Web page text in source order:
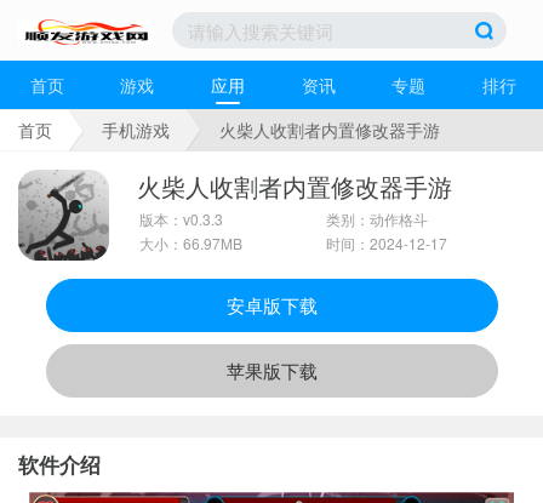
首页 游戏 应用 资讯 专题
排行
首页
手机游戏 火柴人收割者内置修改器手游
火柴人收割者内置修改器手游
版本：v0.3.3
大小：66.97MB
类别：动作格斗
时间：2024-12-17
安卓版下载
苹果版下载
软件介绍